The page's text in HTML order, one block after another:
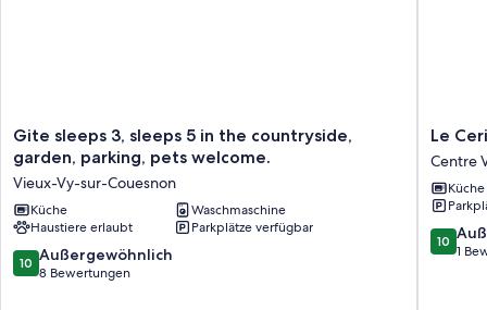
Gite
sleeps
3,
sleeps
5
in
the
countryside,
Gite sleeps 3, sleeps 5 in the countryside,
garden, parking, pets welcome.
Vieux-Vy-sur-Couesnon
Küche
Waschmaschine
Haustiere erlaubt
Parkplätze verfügbar
10.0
von
10 Außergewöhnlich
8 Bewertungen
Le
Cerisier
-
center
Centre
Ville
Le
Centre
Küche
10.0
von
10
1